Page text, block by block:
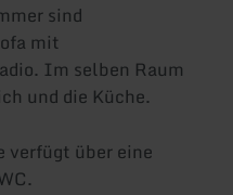
sind
mit
Im selben Raum
und die Küche.
verfügt über eine